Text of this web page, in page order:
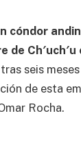
cóndor
de
tras seis
de esta
Rocha.